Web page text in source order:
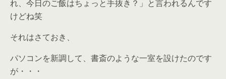
れ、今日のご飯はちょっと手抜き？」と言われるんです
けどね笑
それはさておき、
パソコンを新調して、書斎のような一室を設けたのです
が・・・